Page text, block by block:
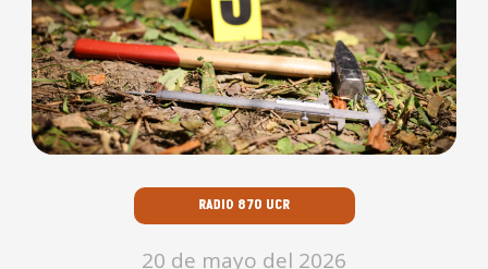
RADIO 870 UCR
20 de mayo del 2026